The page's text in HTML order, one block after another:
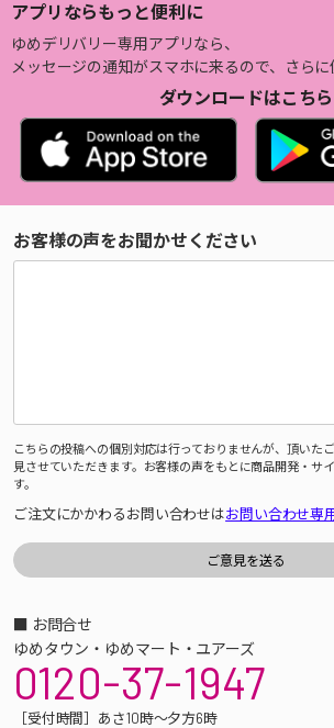
アプリならもっと便利に
ゆめデリバリー専用アプリなら、
メッセージの通知がスマホに来るので、さらに
ダウンロードはこちら
お客様の声をお聞かせください
こちらの投稿への個別対応は行っておりませんが、頂いた
見させていただきます。お客様の声をもとに商品開発・サ
す。
ご注文にかかわるお問い合わせはお問い合わせ専
■ お問合せ
ゆめタウン・ゆめマート・ユアーズ
0120-37-1947
［受付時間］あさ10時～夕方6時